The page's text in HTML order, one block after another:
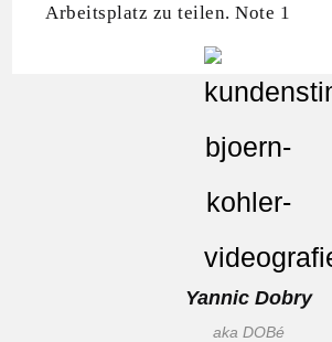
Arbeitsplatz zu teilen. Note 1
Yannic Dobry
aka DOBé